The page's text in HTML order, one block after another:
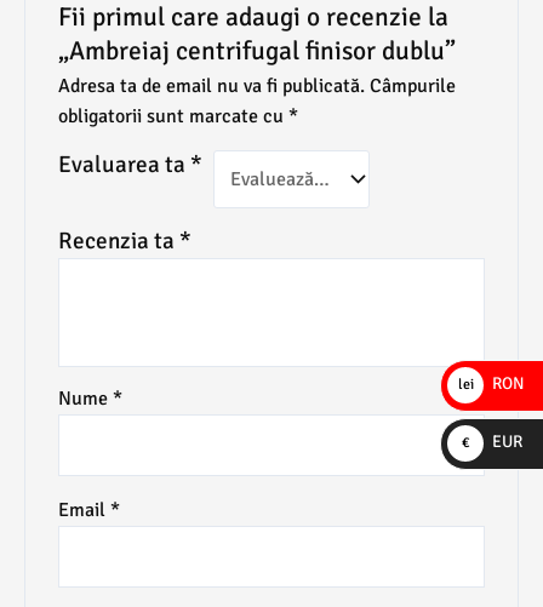
Fii primul care adaugi o recenzie la
„Ambreiaj centrifugal finisor dublu”
Adresa ta de email nu va fi publicată. Câmpurile
obligatorii sunt marcate cu *
Evaluarea ta *
Recenzia ta *
Nume *
Email *
lei RON
€ EUR